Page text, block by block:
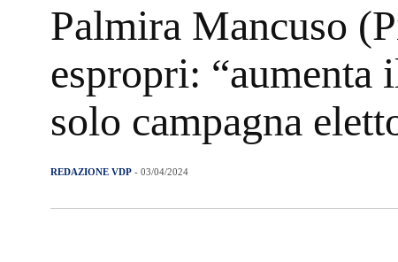
Palmira Mancuso
espropri: “aumenta
solo campagna
REDAZIONE VDP - 03/04/2024